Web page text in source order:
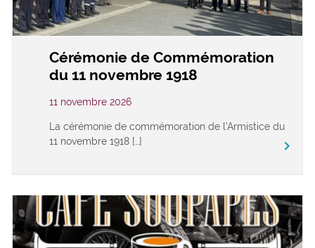
Cérémonie de Commémoration
du 11 novembre 1918
11 novembre 2026
La cérémonie de commémoration de l’Armistice du
11 novembre 1918 […]
keyboard_arrow_right